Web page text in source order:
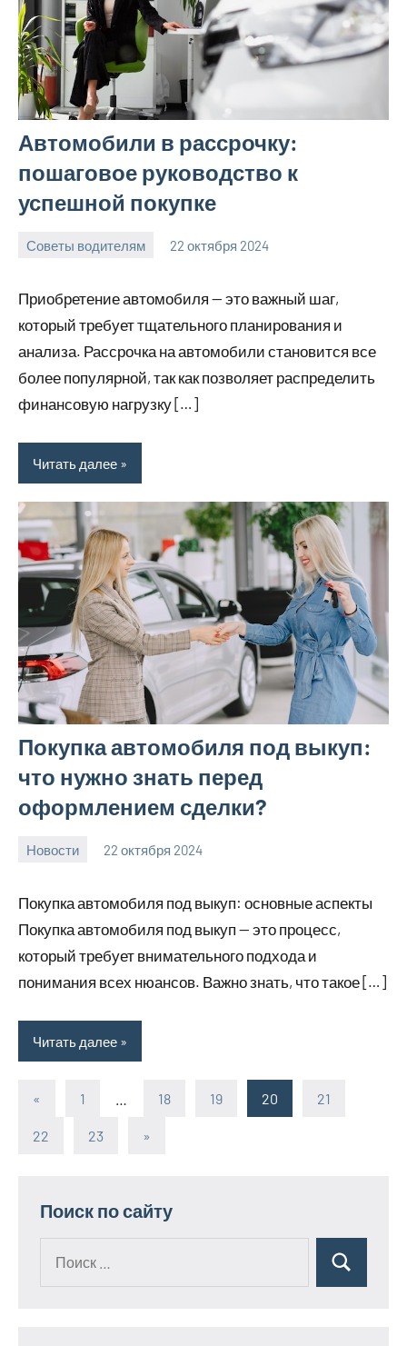
Автомобили в рассрочку:
пошаговое руководство к
успешной покупке
Советы водителям 22 октября 2024
Приобретение автомобиля — это важный шаг,
который требует тщательного планирования и
анализа. Рассрочка на автомобили становится все
более популярной, так как позволяет распределить
финансовую нагрузку […]
Читать далее
Покупка автомобиля под выкуп:
что нужно знать перед
оформлением сделки?
Новости 22 октября 2024
Покупка автомобиля под выкуп: основные аспекты
Покупка автомобиля под выкуп — это процесс,
который требует внимательного подхода и
понимания всех нюансов. Важно знать, что такое […]
Читать далее
«
Предыдущие
1 18 19 20 21
22 23
Следующие
»
Поиск по сайту
Поиск